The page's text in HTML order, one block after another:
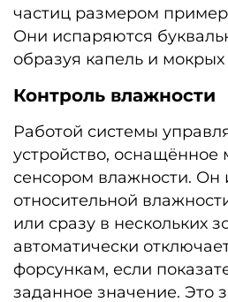
частиц размером
Они испаряются
образуя капель и мокрых
Контроль влажности
Работой системы
устройство, оснащённое
сенсором влажности. Он
относительной
или сразу в нескольких
автоматически
форсункам, если
заданное значение. Это